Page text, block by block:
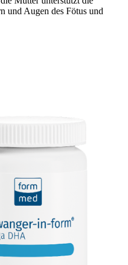
und Augen des Fötus und